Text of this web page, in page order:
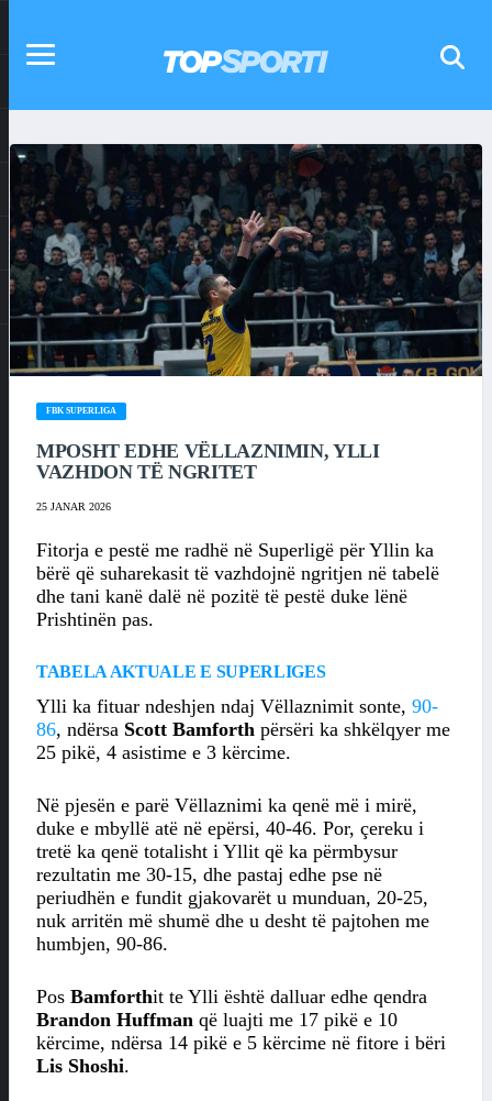
FBK SUPERLIGA
MPOSHT EDHE VËLLAZNIMIN, YLLI
VAZHDON TË NGRITET
25 JANAR 2026
Fitorja e pestë me radhë në Superligë për Yllin ka
bërë që suharekasit të vazhdojnë ngritjen në tabelë
dhe tani kanë dalë në pozitë të pestë duke lënë
Prishtinën pas.
TABELA AKTUALE E SUPERLIGES
Ylli ka fituar ndeshjen ndaj Vëllaznimit sonte, 90-
86, ndërsa Scott Bamforth përsëri ka shkëlqyer me
25 pikë, 4 asistime e 3 kërcime.
Në pjesën e parë Vëllaznimi ka qenë më i mirë,
duke e mbyllë atë në epërsi, 40-46. Por, çereku i
tretë ka qenë totalisht i Yllit që ka përmbysur
rezultatin me 30-15, dhe pastaj edhe pse në
periudhën e fundit gjakovarët u munduan, 20-25,
nuk arritën më shumë dhe u desht të pajtohen me
humbjen, 90-86.
Pos Bamforthit te Ylli është dalluar edhe qendra
Brandon Huffman që luajti me 17 pikë e 10
kërcime, ndërsa 14 pikë e 5 kërcime në fitore i bëri
Lis Shoshi.